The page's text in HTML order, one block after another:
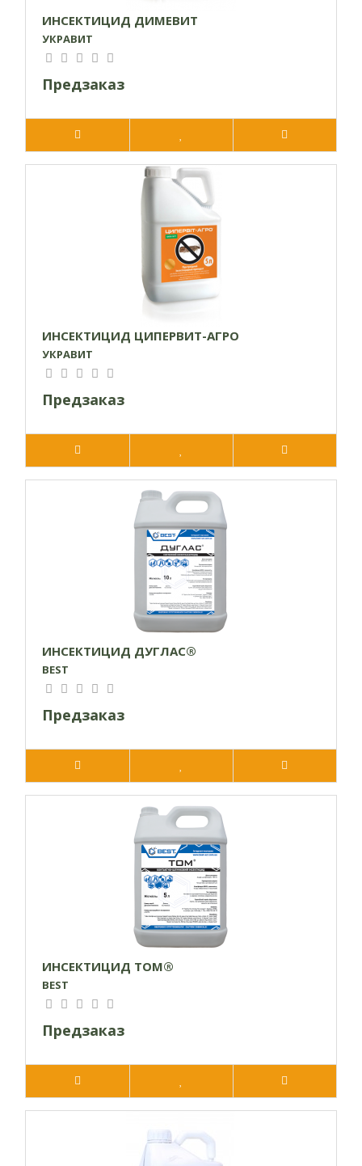
ИНСЕКТИЦИД ДИМЕВИТ
УКРАВИТ
Предзаказ
ИНСЕКТИЦИД ЦИПЕРВИТ-АГРО
УКРАВИТ
Предзаказ
ИНСЕКТИЦИД ДУГЛАС®
BEST
Предзаказ
ИНСЕКТИЦИД ТОМ®
BEST
Предзаказ